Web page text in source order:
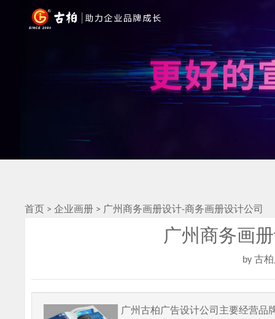
首页 >企业画册 > 广州商务画册设计-商务画册设计公司
广州商务画
by 古
广州古柏广告设计公司主要经营品